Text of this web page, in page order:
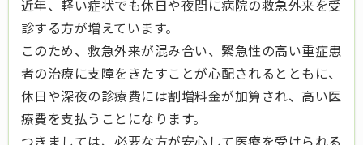
近年、軽い症状でも休日や夜間に病院の救急外来を受
診する方が増えています。
このため、救急外来が混み合い、緊急性の高い重症患
者の治療に支障をきたすことが心配されるとともに、
休日や深夜の診療費には割増料金が加算され、高い医
療費を支払うことになります。
つきましては、必要な方が安心して医療を受けられる